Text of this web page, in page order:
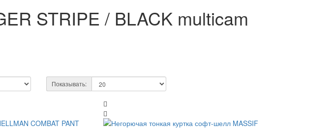
STRIPE / BLACK multicam
Показывать: